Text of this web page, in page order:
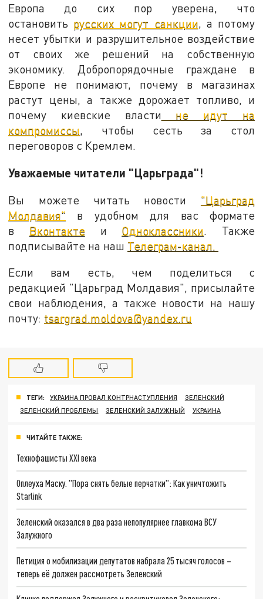
Европа до сих пор уверена, что
остановить русских могут санкции, а потому
несет убытки и разрушительное воздействие
от своих же решений на собственную
экономику. Добропорядочные граждане в
Европе не понимают, почему в магазинах
растут цены, а также дорожает топливо, и
почему киевские власти не идут на
компромиссы, чтобы сесть за стол
переговоров с Кремлем.
Уважаемые читатели "Царьграда"!
Вы можете читать новости "Царьград
Молдавия" в удобном для вас формате
в Вконтактеи Одноклассники. Также
подписывайте на наш Телеграм-канал.
Если вам есть, чем поделиться с
редакцией "Царьград Молдавия", присылайте
свои наблюдения, а также новости на нашу
почту: tsargrad.moldova@yandex.ru
ТЕГИ: УКРАИНА ПРОВАЛ КОНТРНАСТУПЛЕНИЯ
ЗЕЛЕНСКИЙ
ЗЕЛЕНСКИЙ ПРОБЛЕМЫ
ЗЕЛЕНСКИЙ ЗАЛУЖНЫЙ УКРАИНА
ЧИТАЙТЕ ТАКЖЕ:
Технофашисты XXI века
Оплеуха Маску. "Пора снять белые перчатки": Как уничтожить
Starlink
Зеленский оказался в два раза непопулярнее главкома ВСУ
Залужного
Петиция о мобилизации депутатов набрала 25 тысяч голосов –
теперь её должен рассмотреть Зеленский